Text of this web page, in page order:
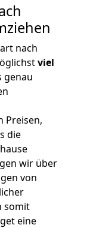
nach
viel
genau
Preisen,
die
wir über
von
somit
eine